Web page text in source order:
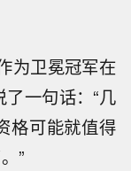
为卫冕冠军在
一句话：“几
格可能就值得
”